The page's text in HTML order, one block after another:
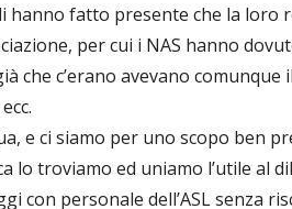
hanno fatto presente che la loro
per cui i NAS hanno
che c’erano avevano
e ci siamo per uno scopo ben
lo troviamo ed uniamo l’utile al
con personale dell’ASL senza